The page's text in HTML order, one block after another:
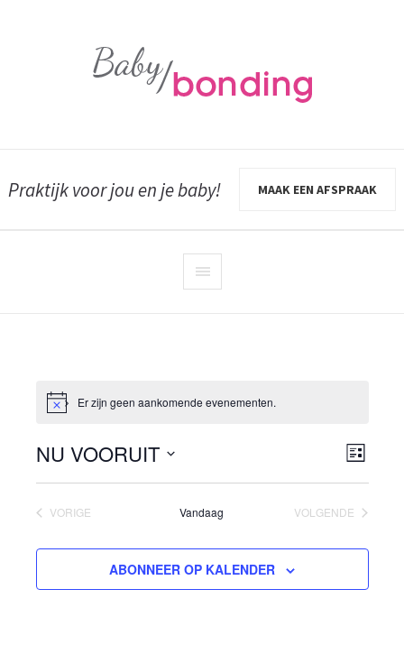
Praktijk voor jou en je baby! MAAK EEN AFSPRAAK
Er zijn geen aankomende evenementen.
LIST
NU VOORUIT
datum.
VORIGE
Vandaag
VOLGENDE
ABONNEER OP KALENDER